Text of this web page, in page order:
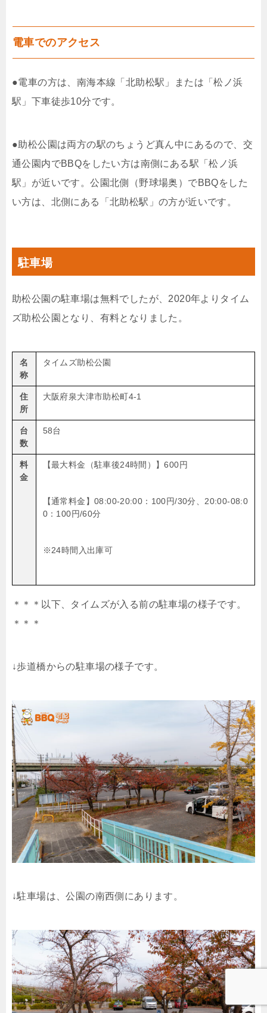
電車でのアクセス
●電車の方は、南海本線「北助松駅」または「松ノ浜
駅」下車徒歩10分です。
●助松公園は両方の駅のちょうど真ん中にあるので、交
通公園内でBBQをしたい方は南側にある駅「松ノ浜
駅」が近いです。公園北側（野球場奥）でBBQをした
い方は、北側にある「北助松駅」の方が近いです。
駐車場
助松公園の駐車場は無料でしたが、2020年よりタイム
ズ助松公園となり、有料となりました。
名
称
タイムズ助松公園
住
所
大阪府泉大津市助松町4-1
台
数
58台
料
金
【最大料金（駐車後24時間）】600円
【通常料金】08:00-20:00：100円/30分、20:00-08:0
0：100円/60分
※24時間入出庫可
＊＊＊以下、タイムズが入る前の駐車場の様子です。
＊＊＊
↓歩道橋からの駐車場の様子です。
↓駐車場は、公園の南西側にあります。